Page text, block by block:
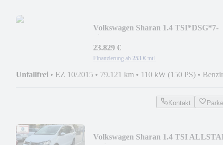
Volkswagen Sharan 1.4 TSI*DSG*7-
23.829 €
Finanzierung ab 253 € mtl.
Unfallfrei • EZ 10/2015 • 79.121 km • 110 kW (150 PS) •
Kontakt
Volkswagen Sharan 1.4 TSI